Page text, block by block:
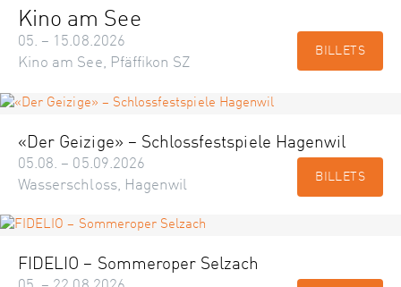
Kino am See
05. – 15.08.2026
Kino am See, Pfäffikon SZ
BILLETS
«Der Geizige» – Schlossfestspiele Hagenwil
05.08. – 05.09.2026
Wasserschloss, Hagenwil
BILLETS
FIDELIO – Sommeroper Selzach